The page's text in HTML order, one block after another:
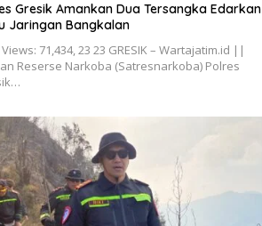
Gresik Amankan Dua Tersangka Edarkan
Jaringan Bangkalan
71,434, 23 23 GRESIK – Wartajatim.id ||
Reserse Narkoba (Satresnarkoba) Polres